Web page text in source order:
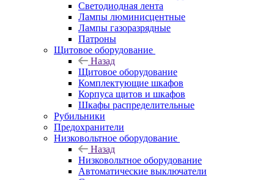
Светодиодная лента
Лампы люминисцентные
Лампы газоразрядные
Патроны
Щитовое оборудование
Назад
Щитовое оборудование
Комплектующие шкафов
Корпуса щитов и шкафов
Шкафы распределительные
Рубильники
Предохранители
Низковольтное оборудование
Назад
Низковольтное оборудование
Автоматические выключатели